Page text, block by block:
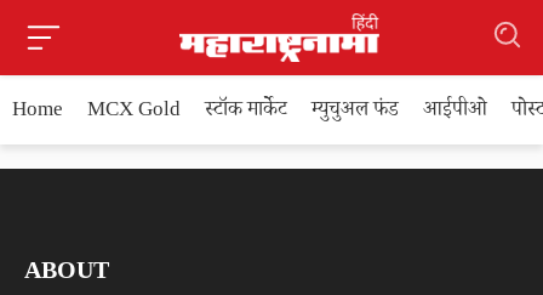
Home MCX Gold स्टॉक मार्केट म्युचुअल फंड आईपीओ
ABOUT